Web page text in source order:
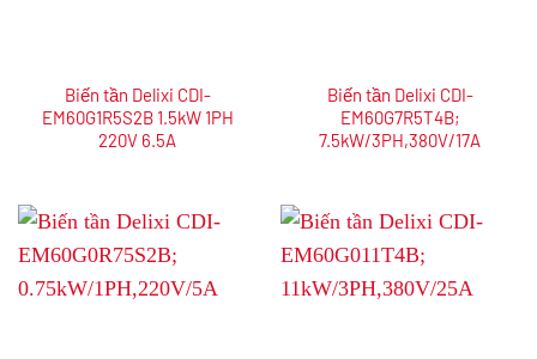
Biến tần Delixi CDI-
EM60G1R5S2B 1.5kW 1PH
220V 6.5A
Biến tần Delixi CDI-
EM60G7R5T4B;
7.5kW/3PH,380V/17A